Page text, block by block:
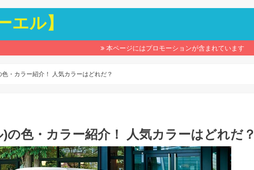
エル】
本ページにはプロモーションが含まれています
・カラー紹介！ 人気カラーはどれだ？
の色・カラー紹介！ 人気カラーはどれだ？